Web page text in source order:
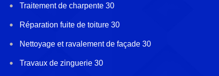
Traitement de charpente 30
Réparation fuite de toiture 30
Nettoyage et ravalement de façade 30
Travaux de zinguerie 30